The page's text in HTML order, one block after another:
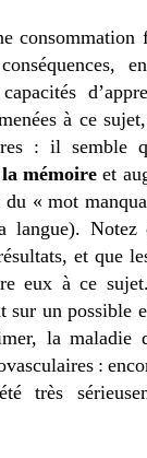
consommation
à ce
: il semble
mémoireet
du « mot
Notez
et que
eux à ce
sur un possible
la maladie
:
très